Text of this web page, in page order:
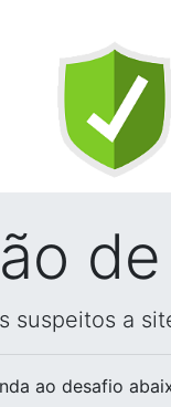
suspeitos a
ao desafio